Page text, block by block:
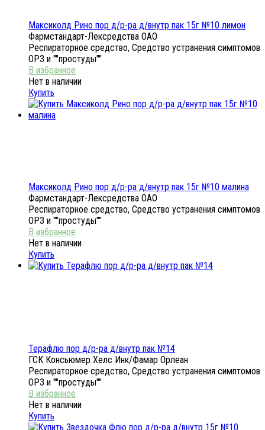
Максиколд Рино пор д/р-ра д/внутр пак 15г №10 лимон
Фармстандарт-Лексредства ОАО
Респираторное средство, Средство устранения симптомов
ОРЗ и ""простуды""
Нет в наличии
Купить
Максиколд Рино пор д/р-ра д/внутр пак 15г №10 малина
Фармстандарт-Лексредства ОАО
Респираторное средство, Средство устранения симптомов
ОРЗ и ""простуды""
Нет в наличии
Купить
Терафлю пор д/р-ра д/внутр пак №14
ГСК Консьюмер Хелс Инк/Фамар Орлеан
Респираторное средство, Средство устранения симптомов
ОРЗ и ""простуды""
Нет в наличии
Купить